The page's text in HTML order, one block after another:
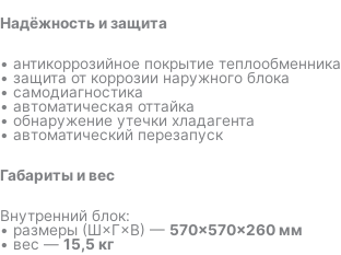
Надёжность и защита
• антикоррозийное покрытие теплообменника
• защита от коррозии наружного блока
• самодиагностика
• автоматическая оттайка
• обнаружение утечки хладагента
• автоматический перезапуск
Габариты и вес
Внутренний блок:
• размеры (Ш×Г×В) — 570×570×260 мм
• вес —15,5 кг